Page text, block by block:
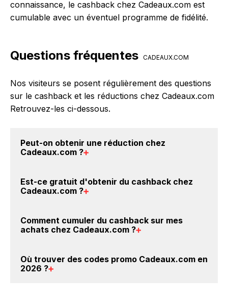
connaissance, le cashback chez Cadeaux.com est
cumulable avec un éventuel programme de fidélité.
Questions fréquentes CADEAUX.COM
Nos visiteurs se posent régulièrement des questions
sur le cashback et les réductions chez Cadeaux.com
Retrouvez-les ci-dessous.
Peut-on obtenir une réduction chez
Cadeaux.com ?
crédités sur votre cagnotte BackBackBack lorsque
vos éventuels bonus.
Est-ce gratuit d'obtenir du cashback chez
Cadeaux.com ?
compte gratuitement pour cumuler vos réductions
Cadeaux.com.
Comment cumuler du cashback sur mes
achats chez Cadeaux.com ?
Cadeaux.com : Créez votre compte sur
Où trouver des codes promo Cadeaux.com en
2026 ?